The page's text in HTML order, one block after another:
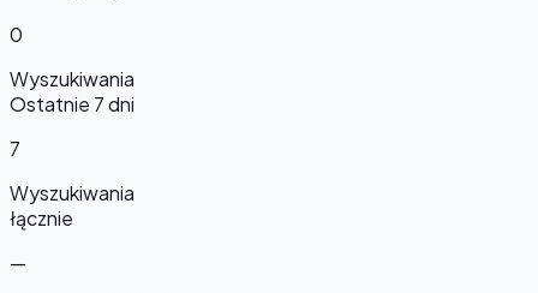
0
Wyszukiwania
Ostatnie 7 dni
7
Wyszukiwania
łącznie
—